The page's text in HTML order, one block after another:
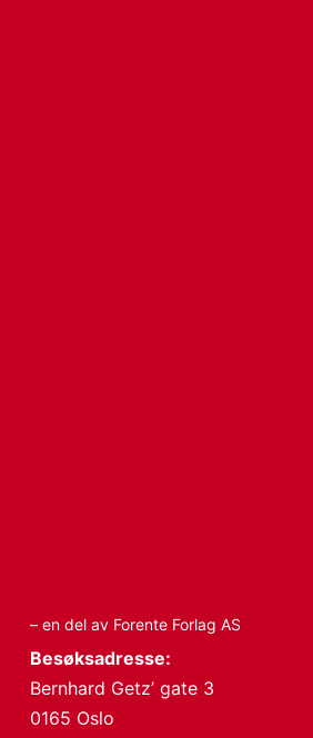
– en del av Forente Forlag AS
Besøksadresse:
Bernhard Getz’ gate 3
0165 Oslo